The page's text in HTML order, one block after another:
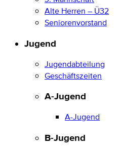
Alte Herren – Ü32
Seniorenvorstand
Jugend
Jugendabteilung
Geschäftszeiten
A-Jugend
A-Jugend
B-Jugend